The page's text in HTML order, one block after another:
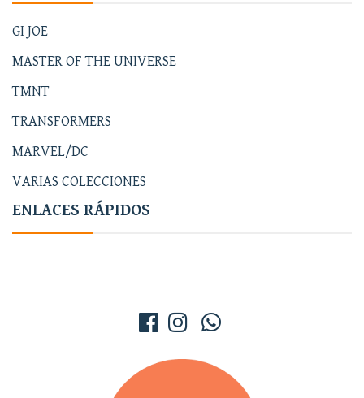
GI JOE
MASTER OF THE UNIVERSE
TMNT
TRANSFORMERS
MARVEL/DC
VARIAS COLECCIONES
ENLACES RÁPIDOS